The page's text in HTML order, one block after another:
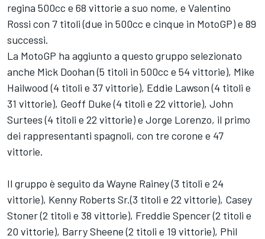
regina 500cc e 68 vittorie a suo nome, e Valentino
Rossi con 7 titoli (due in 500cc e cinque in MotoGP) e 89
successi.
La MotoGP ha aggiunto a questo gruppo selezionato
anche Mick Doohan(5 titoli in 500cc e 54 vittorie), Mike
Hailwood (4 titoli e 37 vittorie), Eddie Lawson(4 titoli e
31 vittorie), Geoff Duke (4 titoli e 22 vittorie), John
Surtees(4 titoli e 22 vittorie) e Jorge Lorenzo, il primo
dei rappresentanti spagnoli, con tre corone e 47
vittorie.
Il gruppo è seguito da Wayne Rainey(3 titoli e 24
vittorie), Kenny Roberts Sr.(3 titoli e 22 vittorie), Casey
Stoner(2 titoli e 38 vittorie), Freddie Spencer(2 titoli e
20 vittorie), Barry Sheene(2 titoli e 19 vittorie), Phil